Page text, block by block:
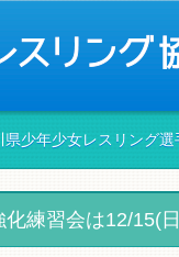
少年少女レスリング選
化練習会は12/15(